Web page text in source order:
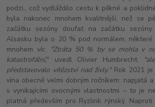
podzi,, což vydláždilo cestu k pěkné a
byla nakonec mnohem kvalitnější, než se
začátku sezóny doufat na začátku
Alsasku byla o 20 % pod normálem,
mnohem víc. "Ztráta 50 % by se mohla v
katastrofální," uvedl Olivier Humbrecht,
představovalo vítězství nad živly."Rok 2021 je
vína obecně velmi dobrým ročníkem: napjatá
s vynikajícími ovocnými vlastnostmi – to je
platná především pro Ryzlink rýnský.